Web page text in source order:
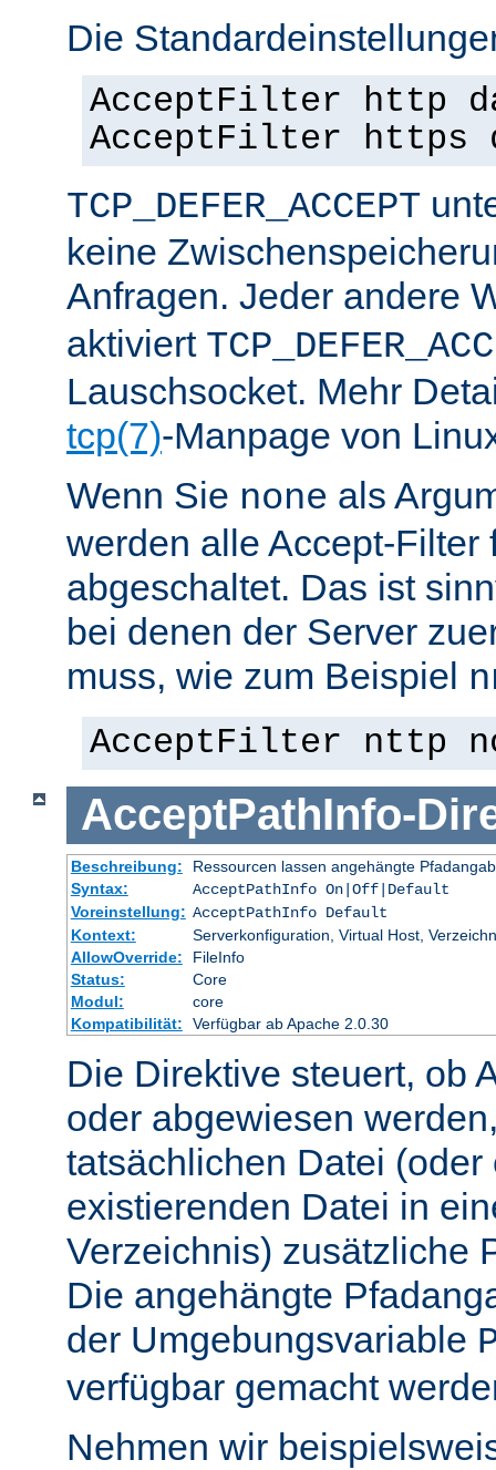
Die
AcceptFilter http
AcceptFilter https
TCP_DEFER_ACCEPT
keine
Anfragen. Jeder andere
aktiviert
Lauschsocket. Mehr
tcp(7)-Manpage von
Wenn Sie none als
werden alle Accept-Filter
abgeschaltet. Das ist
bei denen der Server
muss, wie zum Beispiel
AcceptFilter nttp
AcceptPathInfo-
Beschreibung:
Ressourcen lassen angehängte
Syntax:
AcceptPathInfo On|Off|Default
Voreinstellung: AcceptPathInfo Default
Kontext:
Serverkonfiguration, Virtual Host,
AllowOverride:
FileInfo
Status:
Core
Modul:
core
Kompatibilität:
Verfügbar ab Apache 2.0.30
Die Direktive steuert, ob
oder abgewiesen
tatsächlichen Datei (oder
existierenden Datei in
Verzeichnis) zusätzliche
Die angehängte
der Umgebungsvariable
verfügbar gemacht
Nehmen wir